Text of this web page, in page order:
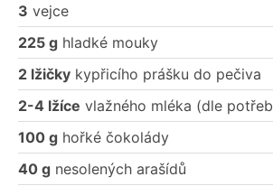
3 vejce
225 g hladké mouky
2 lžičky kypřicího prášku do pečiva
2-4 lžíce vlažného mléka (dle
100 g hořké čokolády
40 g nesolených arašídů